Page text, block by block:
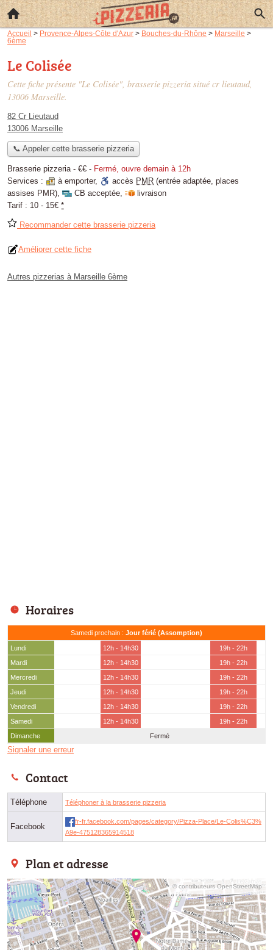
Accueil > Provence-Alpes-Côte d'Azur > Bouches-du-Rhône > Marseille >
6ème
Le Colisée
Cette fiche présente "Le Colisée", brasserie pizzeria situé cr lieutaud,
13006 Marseille.
82 Cr Lieutaud
13006 Marseille
📞 Appeler cette brasserie pizzeria
Brasserie pizzeria - €€ - Fermé, ouvre demain à 12h
Services :
à emporter, accès PMR (entrée adaptée, places
assises PMR), CB acceptée,
livraison
Tarif : 10 - 15€ *
Recommander cette brasserie pizzeria
Améliorer cette fiche
Autres pizzerias à Marseille 6ème
Horaires
Samedi prochain : Jour férié (Assomption)
Lundi 12h - 14h30
19h - 22h
Mardi
12h - 14h30
19h - 22h
Mercredi
12h - 14h30
19h - 22h
Jeudi
12h - 14h30
19h - 22h
Vendredi
12h - 14h30
19h - 22h
Samedi
12h - 14h30
19h - 22h
Dimanche
Fermé
Signaler une erreur
Contact
Téléphone Téléphoner à la brasserie pizzeria
Facebook
fr-fr.facebook.com/pages/category/Pizza-Place/Le-Colis%C3%
A9e-475128365914518
Plan et adresse
© contributeurs OpenStreetMap